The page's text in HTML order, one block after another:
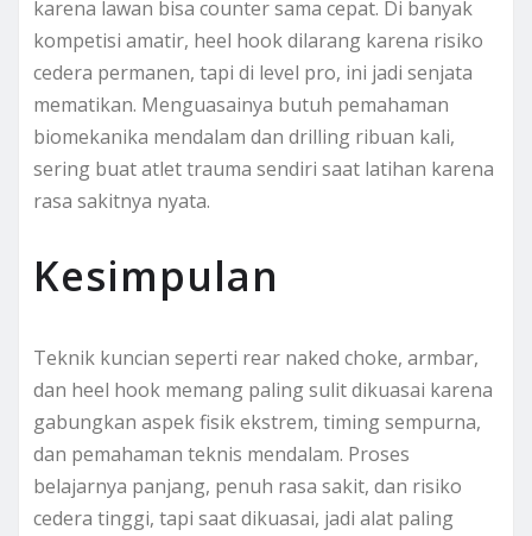
karena lawan bisa counter sama cepat. Di banyak
kompetisi amatir, heel hook dilarang karena risiko
cedera permanen, tapi di level pro, ini jadi senjata
mematikan. Menguasainya butuh pemahaman
biomekanika mendalam dan drilling ribuan kali,
sering buat atlet trauma sendiri saat latihan karena
rasa sakitnya nyata.
Kesimpulan
Teknik kuncian seperti rear naked choke, armbar,
dan heel hook memang paling sulit dikuasai karena
gabungkan aspek fisik ekstrem, timing sempurna,
dan pemahaman teknis mendalam. Proses
belajarnya panjang, penuh rasa sakit, dan risiko
cedera tinggi, tapi saat dikuasai, jadi alat paling